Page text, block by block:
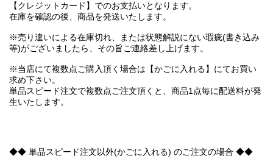
【クレジットカード】でのお支払いとなります。
在庫を確認の後、商品を発送いたします。
※売り違いによる在庫切れ、または状態解説にない瑕疵(書き込み
等)がございましたら、その旨ご連絡差し上げます。
※当店にて複数点ご購入頂く場合は【かごに入れる】にてお買い
求め下さい。
単品スピード注文で複数点ご注文頂くと、商品1点毎に配送料が発
生いたします。
◆◆ 単品スピード注文以外(かごに入れる) のご注文の場合 ◆◆